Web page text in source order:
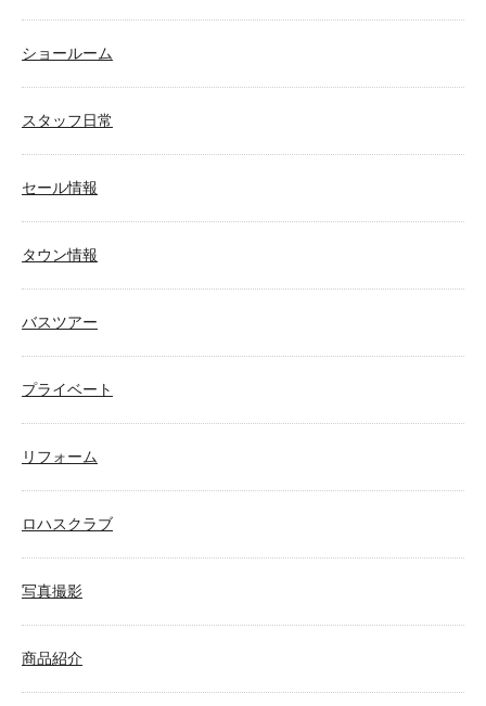
ショールーム
スタッフ日常
セール情報
タウン情報
バスツアー
プライベート
リフォーム
ロハスクラブ
写真撮影
商品紹介